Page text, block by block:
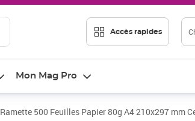
Accès rapides
Mon Mag Pro
Ramette 500 Feuilles Papier 80g A4 210x297 mm